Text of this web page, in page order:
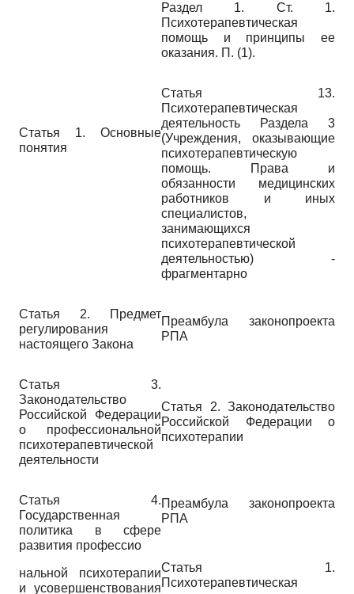
Статья 1. Основные
понятия
Раздел 1. Ст. 1.
Психотерапевтическая
помощь и принципы ее
оказания. П. (1).
Статья 13.
Психотерапевтическая
деятельность Раздела 3
(Учреждения, оказывающие
психотерапевтическую
помощь. Права и
обязанности медицинских
работников и иных
специалистов,
занимающихся
психотерапевтической
деятельностью) -
фрагментарно
Статья 2. Предмет
регулирования
настоящего Закона
Преамбула законопроекта
РПА
Статья 3.
Законодательство
Российской Федерации
о профессиональной
психотерапевтической
деятельности
Статья 2. Законодательство
Российской Федерации о
психотерапии
Статья 4.
Государственная
политика в сфере
развития профессио
нальной психотерапии
и усовершенствования
Преамбула законопроекта
РПА
Статья 1.
Психотерапевтическая